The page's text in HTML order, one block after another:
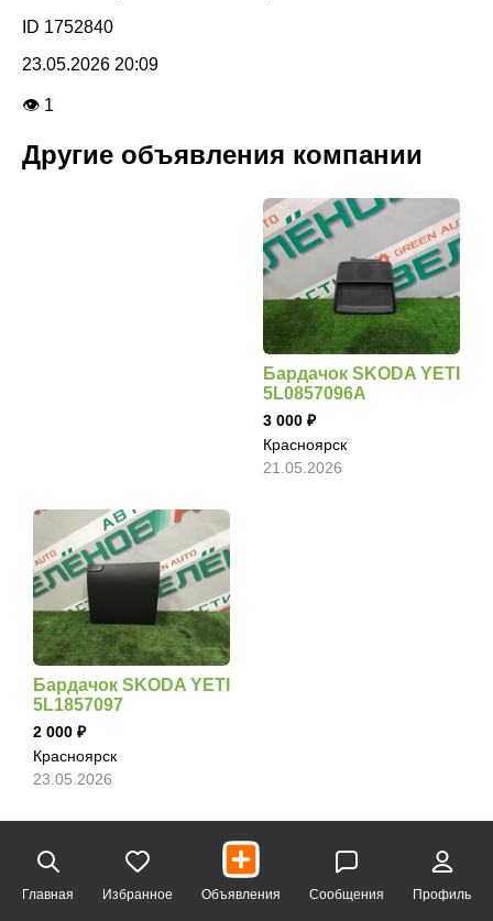
ID 1752840
23.05.2026 20:09
👁 1
Другие объявления компании
Бардачок SKODA YETI
5L0857096A
3 000
Красноярск
21.05.2026
Бардачок SKODA YETI
5L1857097
2 000
Красноярск
23.05.2026
Главная Избранное Объявления Сообщения Профиль